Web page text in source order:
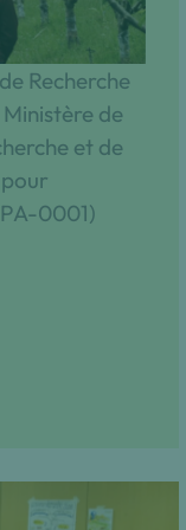
Recherche
de
et de
0001)